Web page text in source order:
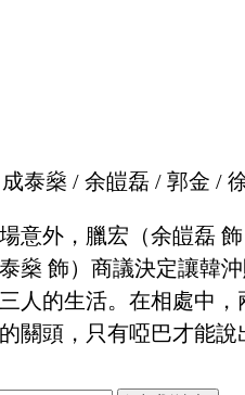
泰燊 / 余皚磊 / 郭金 /
意外，臘宏（余皚磊
燊 飾）商議決定讓韓
人的生活。在相處中
關頭，只有啞巴才能